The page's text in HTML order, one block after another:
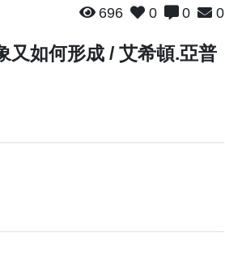
696 0 0 0
又如何形成 / 艾希頓.亞普